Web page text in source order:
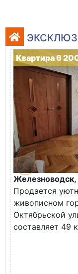
Квартира 6
Железноводск,
Продается
живописном
Октябрьской
составляет 49